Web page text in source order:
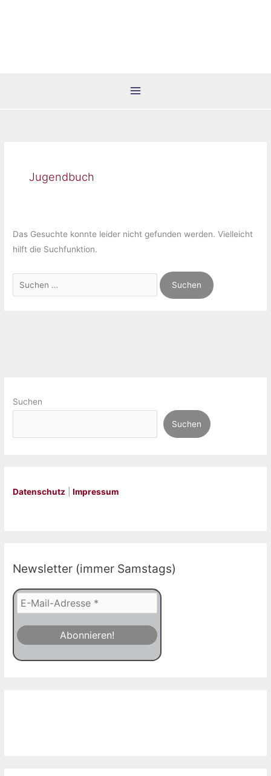
Jugendbuch
Das Gesuchte konnte leider nicht gefunden werden. Vielleicht
hilft die Suchfunktion.
Suchen
Suchen
Datenschutz |Impressum
Newsletter (immer Samstags)